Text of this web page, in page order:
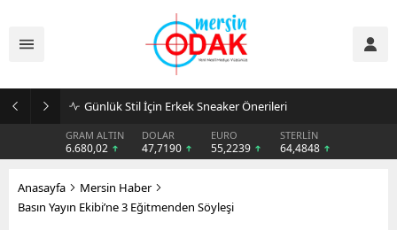
Günlük Stil İçin Erkek Sneaker Önerileri
GRAM ALTIN
6.680,02
DOLAR
47,7190
EURO
55,2239
STERLİN
64,4848
Anasayfa
Mersin Haber
Basın Yayın Ekibi’ne 3 Eğitmenden Söyleşi